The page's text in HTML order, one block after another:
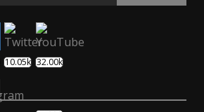
10.05k 32.00k